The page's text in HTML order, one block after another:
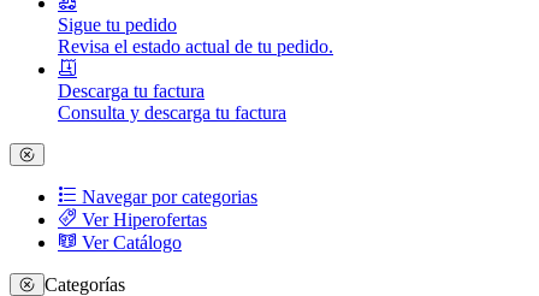
Sigue tu pedido
Revisa el estado actual de tu pedido.
Descarga tu factura
Consulta y descarga tu factura
Navegar por categorias
Ver Hiperofertas
Ver Catálogo
Categorías